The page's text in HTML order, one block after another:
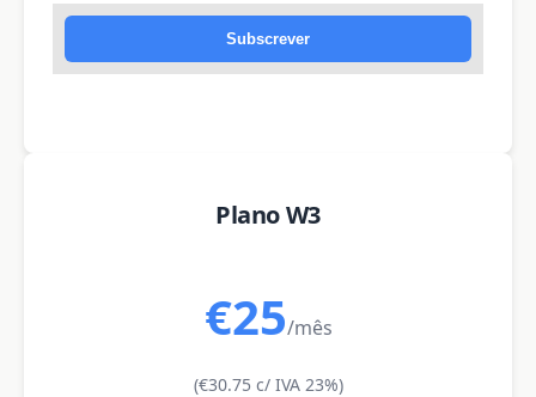
Subscrever
Plano W3
€25/mês
(€30.75 c/ IVA 23%)